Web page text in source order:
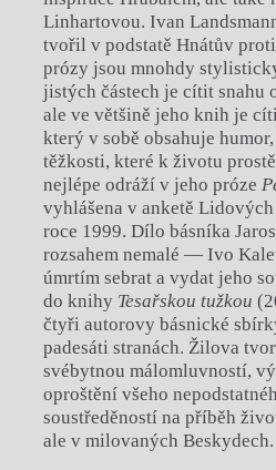
Linhartovou. Ivan
tvořil v podstatě Hnátův
prózy jsou mnohdy
jistých částech je cítit snahu
ale ve většině jeho knih je
který v sobě obsahuje
těžkosti, které k životu
nejlépe odráží v jeho próze
vyhlášena v anketě
roce 1999. Dílo básníka
rozsahem nemalé — Ivo
úmrtím sebrat a vydat jeho
do knihy Tesařskou tužkou
čtyři autorovy básnické
padesáti stranách. Žilova
svébytnou málomluvností,
oproštění všeho
soustředěností na příběh
ale v milovaných Beskydech.